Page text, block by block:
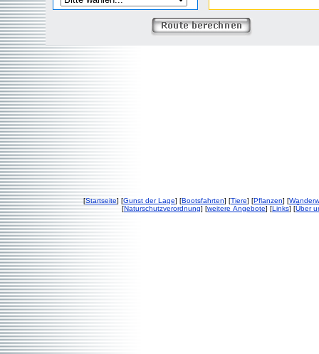
[Startseite] [Gunst der Lage] [Bootsfahrten] [Tiere] [Pflanzen] [
[Naturschutzverordnung] [weitere Angebote] [Links] [Über